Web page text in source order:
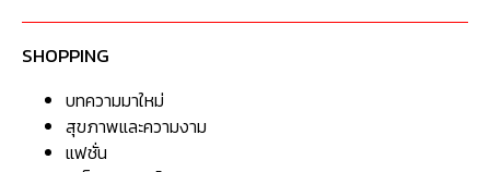
SHOPPING
บทความมาใหม่
สุขภาพและความงาม
แฟชั่น